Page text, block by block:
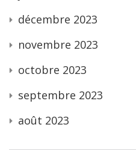
décembre 2023
novembre 2023
octobre 2023
septembre 2023
août 2023